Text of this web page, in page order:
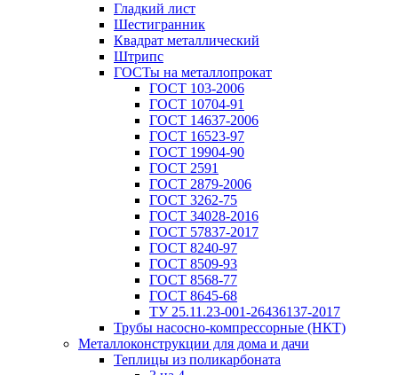
Гладкий лист
Шестигранник
Квадрат металлический
Штрипс
ГОСТы на металлопрокат
ГОСТ 103-2006
ГОСТ 10704-91
ГОСТ 14637-2006
ГОСТ 16523-97
ГОСТ 19904-90
ГОСТ 2591
ГОСТ 2879-2006
ГОСТ 3262-75
ГОСТ 34028-2016
ГОСТ 57837-2017
ГОСТ 8240-97
ГОСТ 8509-93
ГОСТ 8568-77
ГОСТ 8645-68
ТУ 25.11.23-001-26436137-2017
Трубы насосно-компрессорные (НКТ)
Металлоконструкции для дома и дачи
Теплицы из поликарбоната